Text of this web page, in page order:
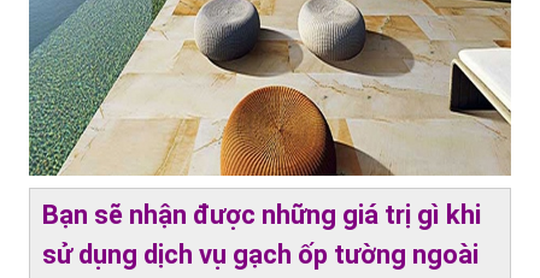
Bạn sẽ nhận được những giá trị gì khi
sử dụng dịch vụ gạch ốp tường ngoài